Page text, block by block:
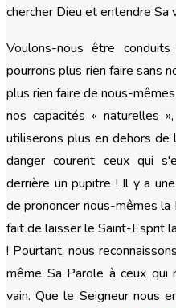
chercher Dieu et entendre Sa
Voulons-nous être
pourrons plus rien faire sans
plus rien faire de nous-
nos capacités « naturelles
utiliserons plus en dehors
danger courent ceux qui
derrière un pupitre ! Il y a
de prononcer nous-mêmes
fait de laisser le Saint-Esprit
! Pourtant, nous
même Sa Parole à ceux qui
vain. Que le Seigneur nous